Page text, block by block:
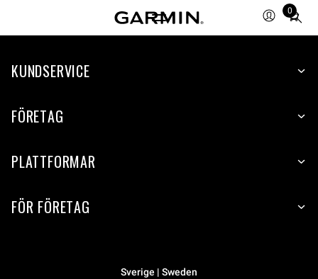
0
Total
items
cart:
KUNDSERVICE
FÖRETAG
PLATTFORMAR
FÖR FÖRETAG
Sverige | Sweden